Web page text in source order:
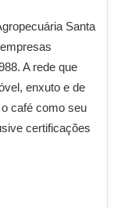
Santa
A rede que
enxuto e de
café como seu
certificações